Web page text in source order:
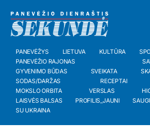
PANEVĖŽYS LIETUVA KULTŪRA
PANEVĖŽIO RAJONAS
GYVENIMO BŪDAS
SVEIKATA
SODAS/DARŽAS
RECEPTAI
MOKSLO ORBITA
VERSLAS
LAISVĖS BALSAS
PROFILIS_JAUNI
SU UKRAINA